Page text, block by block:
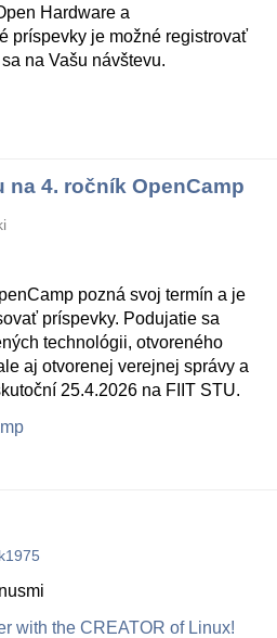
Hardware a
príspevky je možné registrovať
na Vašu návštevu.
na 4. ročník OpenCamp
pozná svoj termín a je
príspevky. Podujatie sa
technológii, otvoreného
aj otvorenej verejnej správy a
25.4.2026 na FIIT STU.
with the CREATOR of Linux!